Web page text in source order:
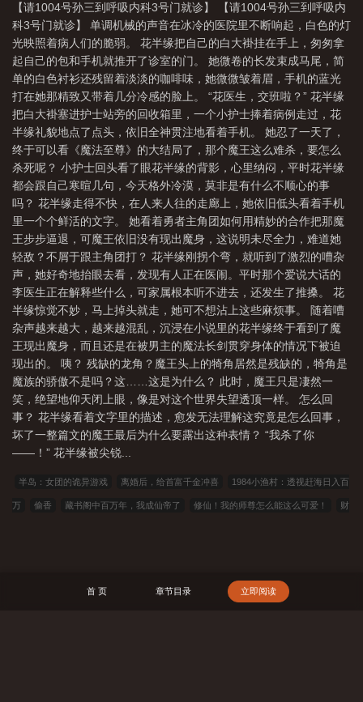
气温柔地说着最狠的话：“你敢跑，我就打断你的腿，抽了你的骨，
让你知道不听话的后果。”花半缘呼吸凝滞，怔愣地看着巫沧海，背
脊凉透。花半缘：【糊涂，要不我们自行销毁吧，魔王太可怕
了。】糊涂：【要不，我们再苟苟？】可花半缘怎么都没料到，自
己第一次给巫沧海治疗旧疾的时候，指尖只是轻轻碰到她锁骨的肌
肤，她那张绝色雪白的脸就泛起了潮红，脆弱的模样让花半缘根本
无法跟书里那高贵冷艳又残暴的魔王联系在一起。巫沧海紧贴着花
半缘的耳畔低喃：“你是我的药，都是我的....。”就这样，花半缘总是
跟巫沧海腻在一起，而巫沧海总喜欢逗弄她。或是亲吻她的耳朵，
轻咬她的肩膀，手指……她说只有这样，旧疾的痛才能缓解些许。
后来，花半缘还是离开了魔王城。她离开魔王城的第二天，巫沧海
发了疯地找她，甚至要把半个大陆都掀起来一样。终于找到她之
后，花半缘委屈落泪：“我的魔核都给你治伤了你还想怎样？”巫沧海
没有打断她的腿，也没有抽了她的骨，反而也红了眼眶委屈地道：
“我没有。”**巫沧海那冷酷无情的生活，充满着黑暗与背叛的人生闯
进来了一个小太阳——花半缘。一个总是说着奇怪的话，但医术却
异常高明的异裔。她身上的气味让巫沧海格外迷恋，比那镇痛的魔
药更有效。花半缘是巫沧海的药，只独属于她的药，她不能离开魔
王城，不能离开她的身边。巫沧海一直都是这么想的，被莫名且疯
狂的占有欲支配着，像是深陷泥潭且甘愿下沉的困兽。曾经沧海难
为水，除却巫山不是云，取次花丛懒回顾，半缘修道半缘君。——
唐·元稹《离思五首·其四》。
【请1004号孙三到呼吸内科3号门就诊】 【请1004号孙三到呼吸内
科3号门就诊】 单调机械的声音在冰冷的医院里不断响起，白色的灯
光映照着病人们的脆弱。 花半缘把自己的白大褂挂在手上，匆匆拿
起自己的包和手机就推开了诊室的门。 她微卷的长发束成马尾，简
单的白色衬衫还残留着淡淡的咖啡味，她微微皱着眉，手机的蓝光
打在她那精致又带着几分冷感的脸上。 “花医生，交班啦？” 花半缘
把白大褂塞进护士站旁的回收箱里，一个小护士捧着病例走过，花
半缘礼貌地点了点头，依旧全神贯注地看着手机。 她忍了一天了，
终于可以看《魔法至尊》的大结局了，那个魔王这么难杀，要怎么
杀死呢？ 小护士回头看了眼花半缘的背影，心里纳闷，平时花半缘
都会跟自己寒暄几句，今天格外冷漠，莫非是有什么不顺心的事
吗？ 花半缘走得不快，在人来人往的走廊上，她依旧低头看着手机
里一个个鲜活的文字。 她看着勇者主角团如何用精妙的合作把那魔
王步步逼退，可魔王依旧没有现出魔身，这说明未尽全力，难道她
轻敌？不屑于跟主角团打？ 花半缘刚拐个弯，就听到了激烈的嘈杂
声，她好奇地抬眼去看，发现有人正在医闹。平时那个爱说大话的
李医生正在解释些什么，可家属根本听不进去，还发生了推搡。 花
半缘惊觉不妙，马上掉头就走，她可不想沾上这些麻烦事。 随着嘈
杂声越来越大，越来越混乱，沉浸在小说里的花半缘终于看到了魔
王现出魔身，而且还是在被男主的魔法长剑贯穿身体的情况下被迫
现出的。 咦？ 残缺的龙角？魔王头上的犄角居然是残缺的，犄角是
魔族的骄傲不是吗？这……这是为什么？ 此时，魔王只是凄然一
笑，绝望地仰天闭上眼，像是对这个世界失望透顶一样。 怎么回
事？ 花半缘看着文字里的描述，愈发无法理解这究竟是怎么回事，
坏了一整篇文的魔王最后为什么要露出这种表情？ “我杀了你
——！” 花半缘被尖锐...
半岛：女团的诡异游戏 离婚后，给首富千金冲喜 1984小渔村：透视赶海日入百
万 偷香 藏书阁中百万年，我成仙帝了 修仙！我的师尊怎么能这么可爱！ 财
我想躺平当保安，女神非要来纠缠 爷爷托梦送空间，通万界，赚麻啦
首 页 章节目录 立即阅读